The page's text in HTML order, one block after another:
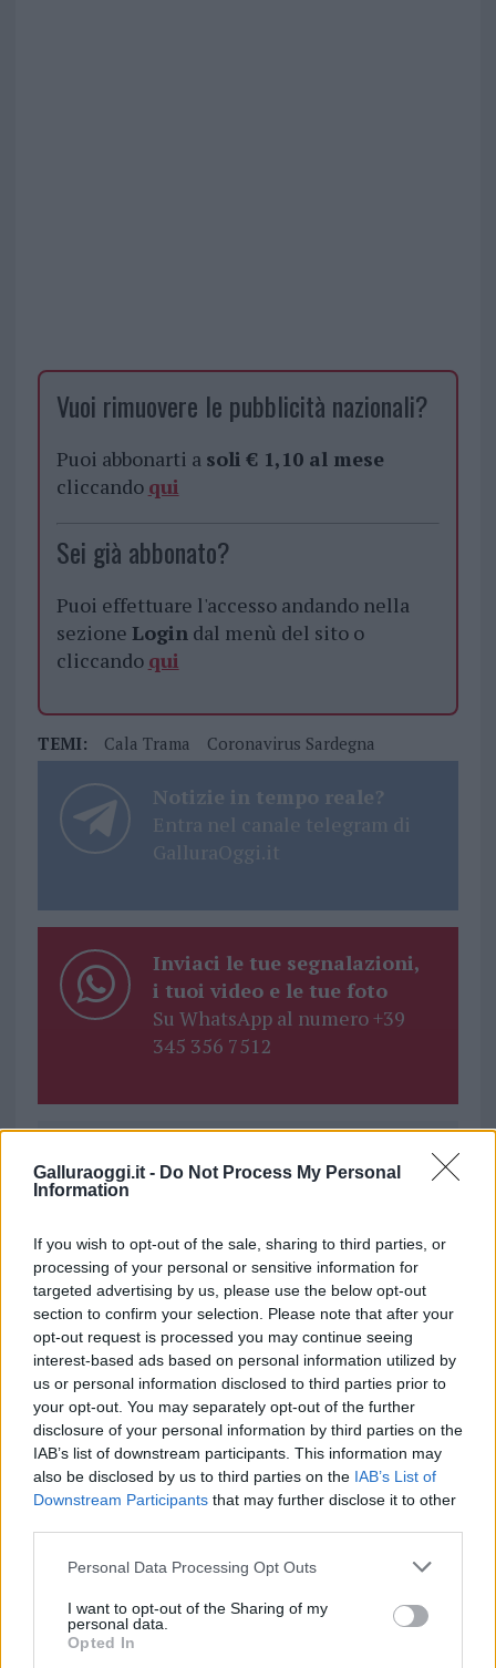
Galluraoggi.it - Do Not Process My Personal
Information
If you wish to opt-out of the sale, sharing to third parties, or
processing of your personal or sensitive information for
targeted advertising by us, please use the below opt-out
section to confirm your selection. Please note that after your
opt-out request is processed you may continue seeing
interest-based ads based on personal information utilized by
us or personal information disclosed to third parties prior to
your opt-out. You may separately opt-out of the further
disclosure of your personal information by third parties on the
IAB’s list of downstream participants. This information may
also be disclosed by us to third parties on the IAB’s List of
Downstream Participants that may further disclose it to other
Please note that this website/app uses one or more Google
not limited to your visit or usage behaviour. You may click to
grant or deny consent to Google and its third-party tags to
use your data for below specified purposes in below Google
Personal Data Processing Opt Outs
I want to opt-out of the Sharing of my
personal data.
Opted In
Vuoi rimuovere le pubblicità nazionali?
Puoi abbonarti a soli € 1,10 al mese
cliccando qui
Sei già abbonato?
Puoi effettuare l'accesso andando nella
sezione Login dal menù del sito o
cliccando qui
TEMI: Cala Trama Coronavirus Sardegna
Notizie in tempo reale?
Entra nel canale telegram di
GalluraOggi.it
Inviaci le tue segnalazioni,
i tuoi video e le tue foto
Su WhatsApp al numero +39
345 356 7512
Ricevi le nostre ultime news
da Google News
Condividi l'articolo
F
a
ce
b
o
o
k
T
w
it
te
r
Pi
n
te
re
st
W
h
at
s
A
p
p
S
h
a
re
Articolo precedente
Prossimo articolo
NOTIZIE RECENTI
“Sul filo del discorso”: sold out ad Olbia per il